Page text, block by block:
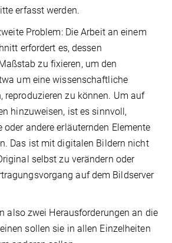
erfasst werden.
Problem: Die Arbeit an einem
erfordert es, dessen
zu fixieren, um den
um eine wissenschaftliche
reproduzieren zu können. Um auf
hinzuweisen, ist es sinnvoll,
oder andere erläuternden Elemente
Das ist mit digitalen Bildern nicht
selbst zu verändern oder
auf dem Bildserver
also zwei Herausforderungen an die
sollen sie in allen Einzelheiten